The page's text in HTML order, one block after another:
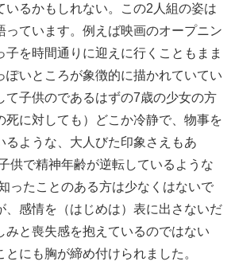
いるかもしれない。この2人組の姿は
っています。例えば映画のオープニン
子を時間通りに迎えに行くこともまま
ぽいところが象徴的に描かれていてい
て子供のであるはずの7歳の少女の方
死に対しても）どこか冷静で、物事を
るような、大人びた印象さえもあ
供で精神年齢が逆転しているような
ったことのある方は少なくはないで
、感情を（はじめは）表に出さないだ
みと喪失感を抱えているのではない
にも胸が締め付けられました。